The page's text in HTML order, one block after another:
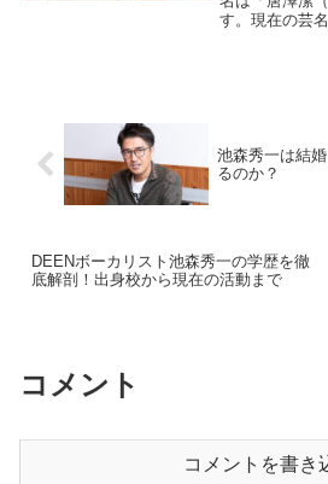
す。現在の芸
池森秀一は結
るのか？
DEENボーカリスト池森秀一の学歴を徹
底解剖！出身校から現在の活動まで
コメント
コメントを書き